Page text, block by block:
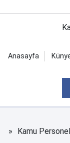
Anasayfa
Kamu